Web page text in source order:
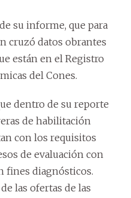
su informe, que para
cruzó datos obrantes
están en el Registro
del Cones.
dentro de su reporte
de habilitación
con los requisitos
de evaluación con
fines diagnósticos.
las ofertas de las